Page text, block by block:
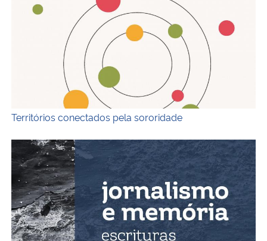
Territórios conectados pela sororidade
Capa do livro jornalismo e memória